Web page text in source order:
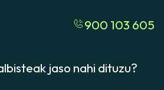
900 103 605
jaso nahi dituzu?